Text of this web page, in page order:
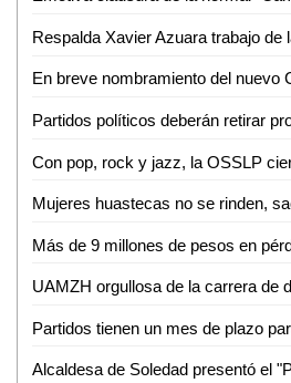
En breve nombramiento del nuevo
Partidos políticos deberán retirar